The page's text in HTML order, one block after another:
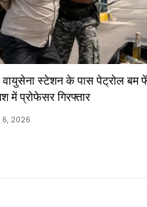
वायुसेना स्टेशन के पास पेट्रोल
में प्रोफेसर गिरफ्तार
2026